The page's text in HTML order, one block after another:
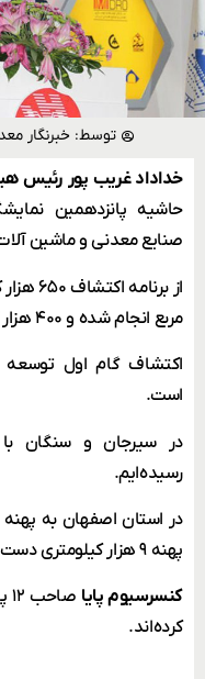
توسط: خبرنگار
خداداد غریب پور رئیس
حاشیه پانزدهمین
صنایع معدنی و ماشین
مربع انجام شده و ۴۰۰ هزار کیلومتر مربع آن در دست اقدام است.
اکتشاف گام اول
است.
در سیرجان و سنگان
رسیده‌ایم.
پهنه ۹ هزار کیلومتری دست یافته‌ایم.
کنسرسیوم پایا
کرده‌اند.